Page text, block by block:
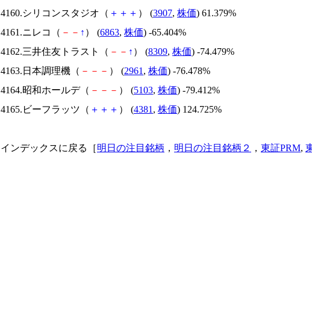
4160.シリコンスタジオ（ ＋ ＋ ＋ ） (3907, 株価) 61.379%
4161.ニレコ（ － － ↑ ） (6863, 株価) -65.404%
4162.三井住友トラスト（ － － ↑ ） (8309, 株価) -74.479%
4163.日本調理機（ － － － ） (2961 , 株価) -76.478%
4164.昭和ホールデ（ － － － ） (5103, 株価) -79.412%
4165.ビーフラッツ（ ＋ ＋ ＋ ） (4381 , 株価) 124.725%
インデックスに戻る［明日の注目銘柄 ， 明日の注目銘柄２ ， 東証PRM,